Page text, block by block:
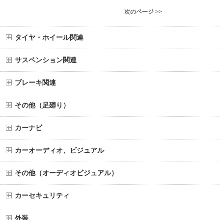
次のページ >>
タイヤ・ホイール関連
サスペンション関連
ブレーキ関連
その他（足廻り）
カーナビ
カーオーディオ、ビジュアル
その他（オーディオビジュアル）
カーセキュリティ
外装